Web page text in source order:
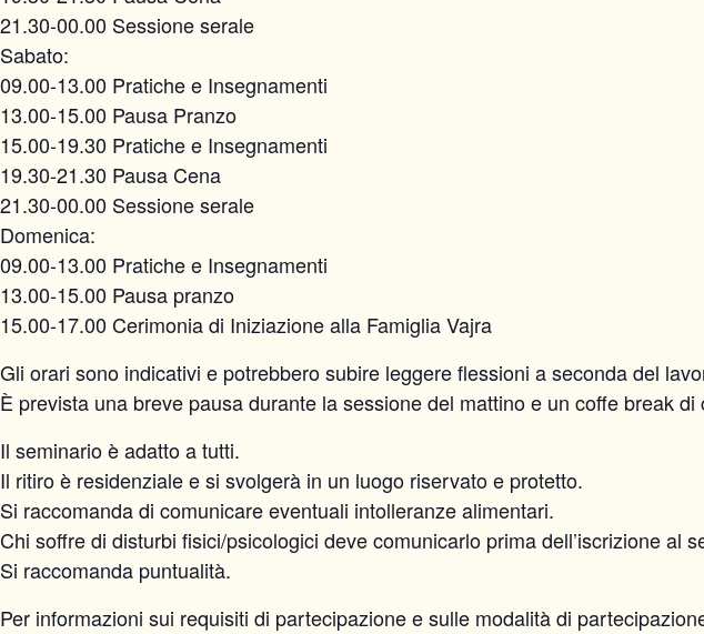
21.30-00.00 Sessione serale
Sabato:
09.00-13.00 Pratiche e Insegnamenti
13.00-15.00 Pausa Pranzo
15.00-19.30 Pratiche e Insegnamenti
19.30-21.30 Pausa Cena
21.30-00.00 Sessione serale
Domenica:
09.00-13.00 Pratiche e Insegnamenti
13.00-15.00 Pausa pranzo
15.00-17.00 Cerimonia di Iniziazione alla Famiglia Vajra
Gli orari sono indicativi e potrebbero subire leggere flessioni a seconda del
È prevista una breve pausa durante la sessione del mattino e un coffe break
Il seminario è adatto a tutti.
Il ritiro è residenziale e si svolgerà in un luogo riservato e protetto.
Si raccomanda di comunicare eventuali intolleranze alimentari.
Chi soffre di disturbi fisici/psicologici deve comunicarlo prima dell’iscrizione al
Si raccomanda puntualità.
Per informazioni sui requisiti di partecipazione e sulle modalità di